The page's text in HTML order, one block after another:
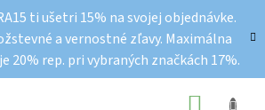
ti ušetri 15% na svojej objednávke.
a vernostné zľavy. Maximálna
20% rep. pri vybraných značkách 17%.